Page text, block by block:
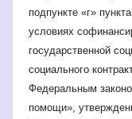
подпункте «г»
условиях
государственной
социального
Федеральным
помощи»,